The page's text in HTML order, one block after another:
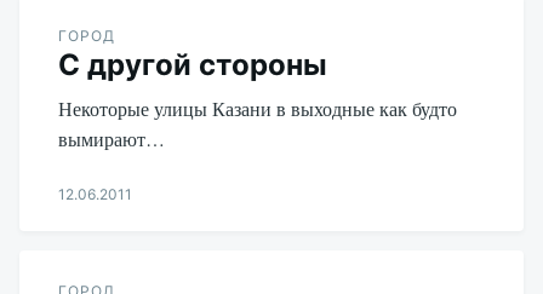
ГОРОД
С другой стороны
Некоторые улицы Казани в выходные как будто
вымирают…
12.06.2011